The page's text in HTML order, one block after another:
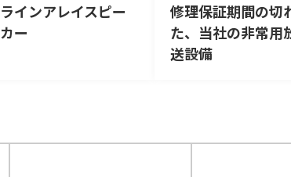
ラインアレイスピー
カー
修理保証期間の切
た、当社の非常用
送設備